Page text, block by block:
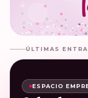
ÚLTIMAS
SHOPPING
ESPACIO
ESPACIO
ESPACIO